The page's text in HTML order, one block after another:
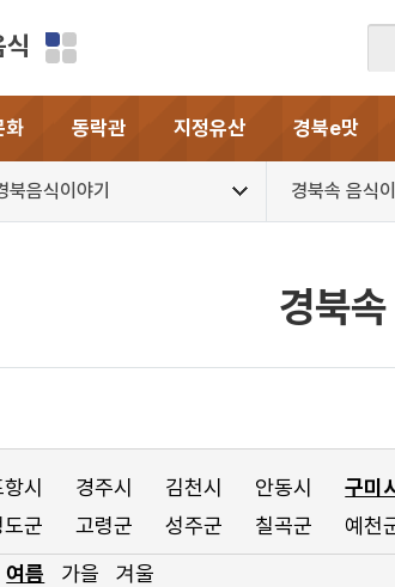
화 동락관 지정유산 경북e맛
북음식이야기 경북속 음식
경북속
시 경주시 김천시 안동시 구미시
도군 고령군 성주군 칠곡군 예천
여름 가을
겨울